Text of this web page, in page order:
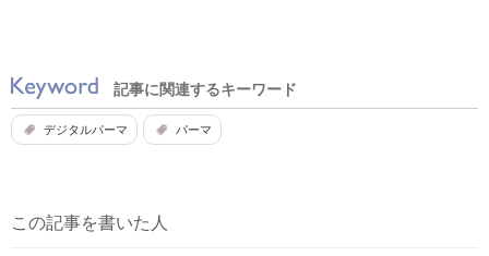
記事に関連するキーワード
デジタルパーマ パーマ
この記事を書いた人